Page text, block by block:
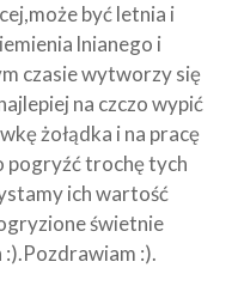
być letnia i
lnianego i
czasie wytworzy się
na czczo wypić
żołądka i na pracę
pogryźć trochę tych
ich wartość
świetnie
:).